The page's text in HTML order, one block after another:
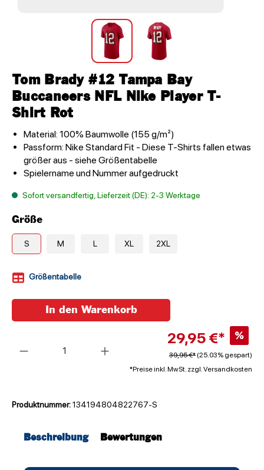
Tom Brady #12 Tampa Bay
Buccaneers NFL Nike Player T-
Shirt Rot
Material: 100% Baumwolle (155 g/m²)
Passform: Nike Standard Fit - Diese T-Shirts fallen etwas
größer aus - siehe Größentabelle
Spielername und Nummer aufgedruckt
Sofort versandfertig, Lieferzeit (DE): 2-3 Werktage
Größe
S M L XL 2XL
Größentabelle
29,95 €* %
39,95 €* (25.03% gespart)
*Preise inkl. MwSt. zzgl. Versandkosten
In den Warenkorb
Produktnummer:134194804822767-S
Beschreibung Bewertungen